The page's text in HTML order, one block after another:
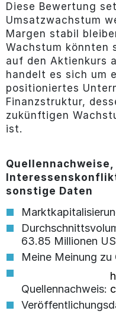
Diese Bewertung
Umsatzwachstum
Margen stabil
Wachstum könnten
auf den Aktienkurs
handelt es sich um
positioniertes
Finanzstruktur,
zukünftigen
ist.
sonstige Daten
63.85 Millionen
Meine Meinung
Quellennachweis: